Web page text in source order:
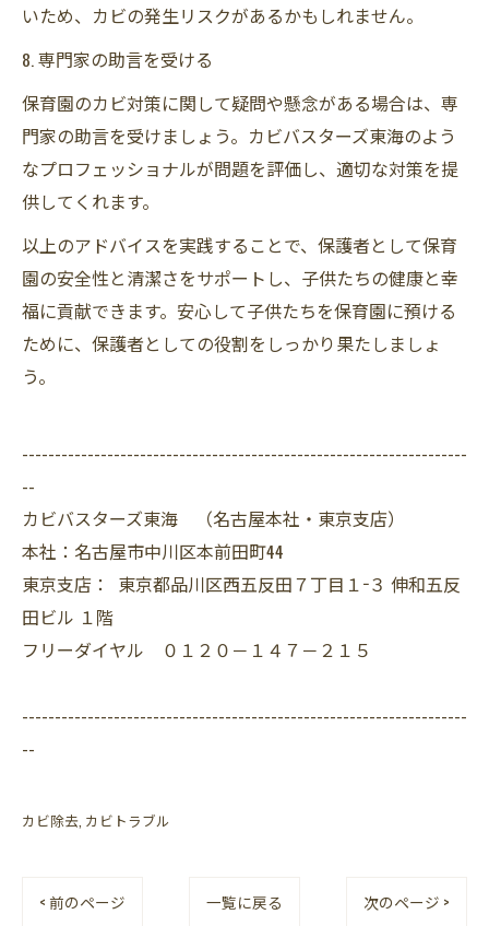
いため、カビの発生リスクがあるかもしれません。
8. 専門家の助言を受ける
保育園のカビ対策に関して疑問や懸念がある場合は、専
門家の助言を受けましょう。カビバスターズ東海のよう
なプロフェッショナルが問題を評価し、適切な対策を提
供してくれます。
以上のアドバイスを実践することで、保護者として保育
園の安全性と清潔さをサポートし、子供たちの健康と幸
福に貢献できます。安心して子供たちを保育園に預ける
ために、保護者としての役割をしっかり果たしましょ
う。
--------------------------------------------------------------------
--
カビバスターズ東海 （名古屋本社・東京支店）
本社：名古屋市中川区本前田町44
東京支店： 東京都品川区西五反田７丁目１−３ 伸和五反
田ビル １階
フリーダイヤル ０１２０－１４７－２１５
--------------------------------------------------------------------
--
カビ除去 カビトラブル
< 前のページ 一覧に戻る 次のページ >